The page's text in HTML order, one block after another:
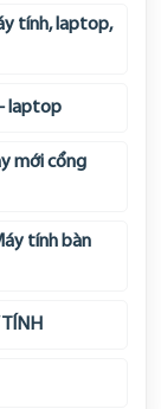
tính, laptop,
laptop
mới cổng
tính bàn